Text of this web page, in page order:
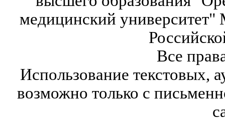
медицинский университет"
Все
Использование текстовых,
возможно только с